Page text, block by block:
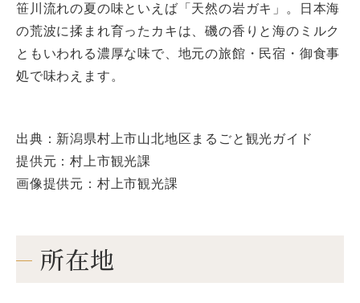
笹川流れの夏の味といえば「天然の岩ガキ」。日本海
の荒波に揉まれ育ったカキは、磯の香りと海のミルク
ともいわれる濃厚な味で、地元の旅館・民宿・御食事
処で味わえます。
出典：新潟県村上市山北地区まるごと観光ガイド
提供元：村上市観光課
画像提供元：村上市観光課
所在地